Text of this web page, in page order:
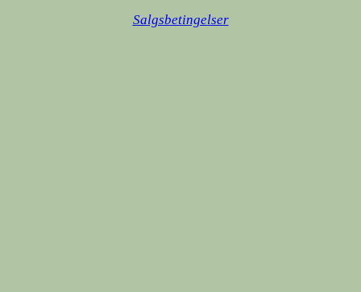
Salgsbetingelser